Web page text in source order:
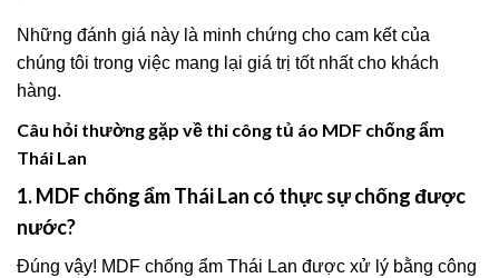
Những đánh giá này là minh chứng cho cam kết của
chúng tôi trong việc mang lại giá trị tốt nhất cho khách
hàng.
Câu hỏi thường gặp về thi công tủ áo MDF chống ẩm
Thái Lan
1. MDF chống ẩm Thái Lan có thực sự chống được
nước?
Đúng vậy! MDF chống ẩm Thái Lan được xử lý bằng công